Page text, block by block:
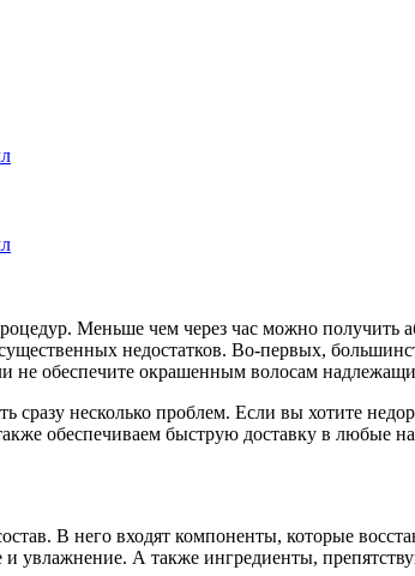
Меньше чем через час можно
недостатков. Во-первых,
не обеспечите окрашенным волосам
несколько проблем. Если вы хотите
обеспечиваем быструю доставку в любые
В него входят компоненты, которые
и увлажнение. А также ингредиенты,